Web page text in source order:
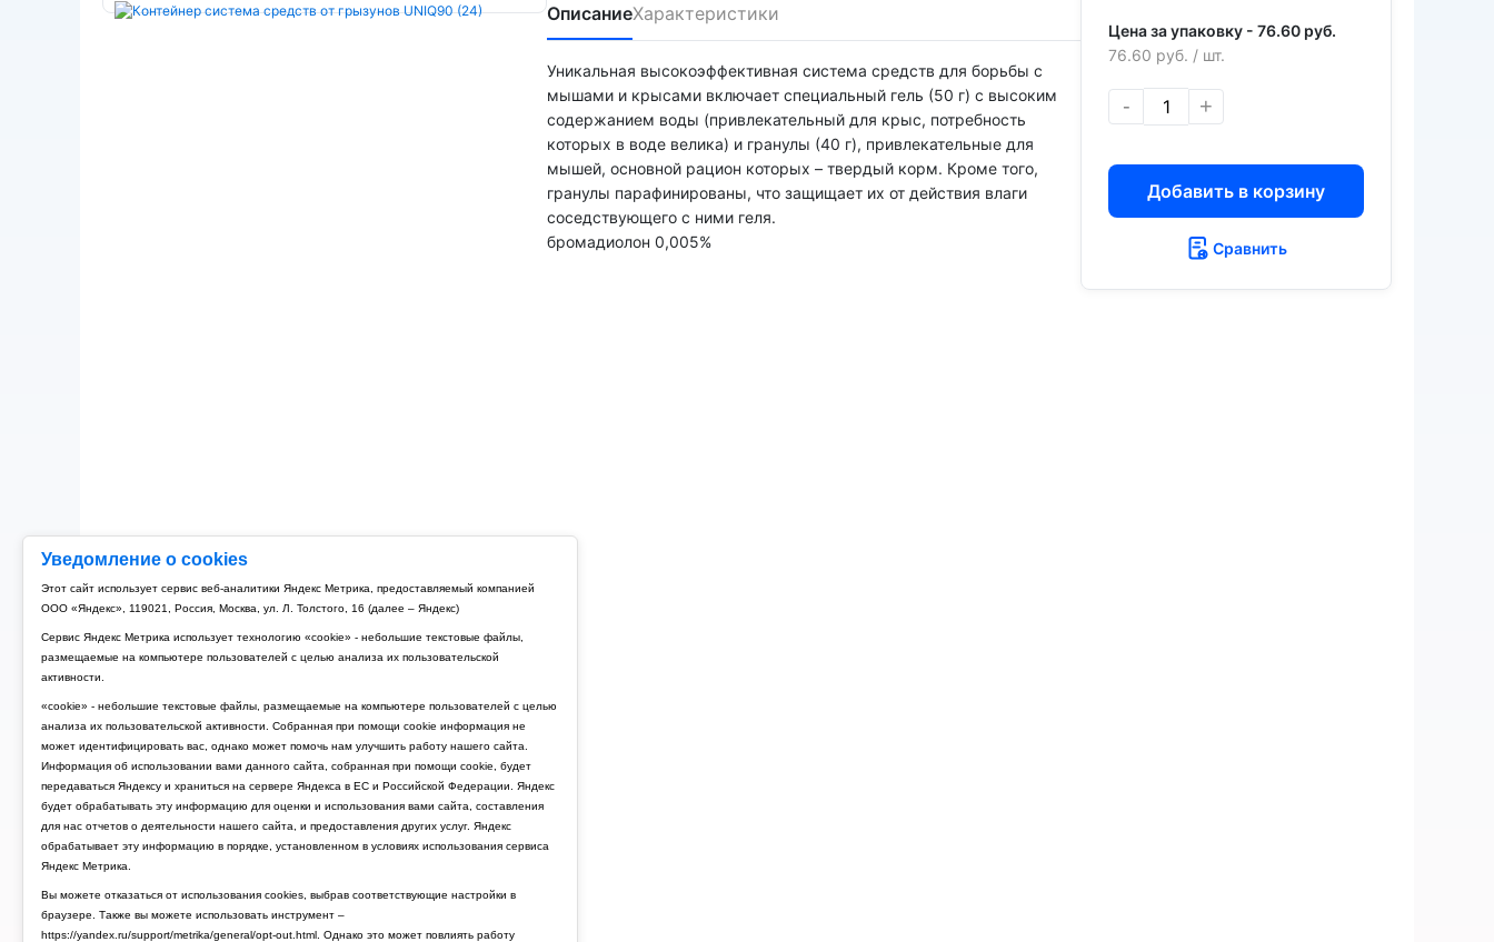
Уведомление о cookies
Этот сайт использует сервис веб-аналитики Яндекс Метрика, предоставляемый компанией
ООО «Яндекс», 119021, Россия, Москва, ул. Л. Толстого, 16 (далее – Яндекс)
Сервис Яндекс Метрика использует технологию «cookie» - небольшие текстовые файлы,
размещаемые на компьютере пользователей с целью анализа их пользовательской
активности.
«cookie» - небольшие текстовые файлы, размещаемые на компьютере пользователей с целью
анализа их пользовательской активности. Собранная при помощи cookie информация не
может идентифицировать вас, однако может помочь нам улучшить работу нашего сайта.
Информация об использовании вами данного сайта, собранная при помощи cookie, будет
передаваться Яндексу и храниться на сервере Яндекса в ЕС и Российской Федерации. Яндекс
будет обрабатывать эту информацию для оценки и использования вами сайта, составления
для нас отчетов о деятельности нашего сайта, и предоставления других услуг. Яндекс
обрабатывает эту информацию в порядке, установленном в условиях использования сервиса
Яндекс Метрика.
Вы можете отказаться от использования cookies, выбрав соответствующие настройки в
браузере. Также вы можете использовать инструмент –
https://yandex.ru/support/metrika/general/opt-out.html. Однако это может повлиять работу
ОписаниеХарактеристики
Уникальная высокоэффективная система средств для борьбы с
мышами и крысами включает специальный гель (50 г) с высоким
содержанием воды (привлекательный для крыс, потребность
которых в воде велика) и гранулы (40 г), привлекательные для
мышей, основной рацион которых – твердый корм. Кроме того,
гранулы парафинированы, что защищает их от действия влаги
соседствующего с ними геля.
бромадиолон 0,005%
Цена за упаковку - 76.60 руб.
76.60 руб. / шт.
- +
Добавить в корзину
Сравнить